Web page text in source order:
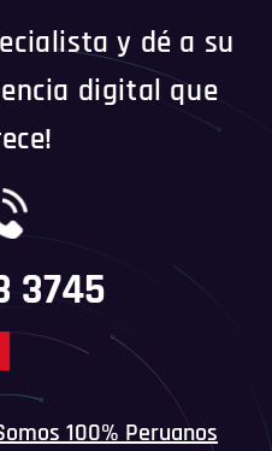
y dé a su
digital que
3745
100% Peruanos